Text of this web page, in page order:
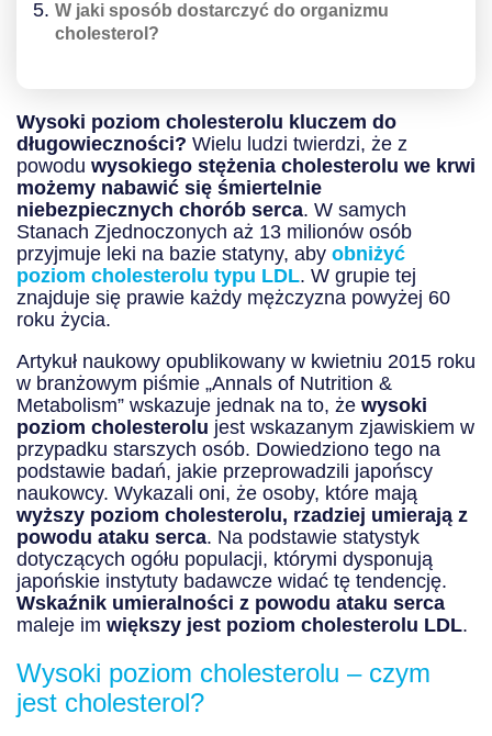
W jaki sposób dostarczyć do organizmu
cholesterol?
Wysoki poziom cholesterolu kluczem do
długowieczności? Wielu ludzi twierdzi, że z
powodu wysokiego stężenia cholesterolu we krwi
możemy nabawić się śmiertelnie
niebezpiecznych chorób serca. W samych
Stanach Zjednoczonych aż 13 milionów osób
przyjmuje leki na bazie statyny, aby obniżyć
poziom cholesterolu typu LDL. W grupie tej
znajduje się prawie każdy mężczyzna powyżej 60
roku życia.
Artykuł naukowy opublikowany w kwietniu 2015 roku
w branżowym piśmie „Annals of Nutrition &
Metabolism” wskazuje jednak na to, że wysoki
poziom cholesterolu jest wskazanym zjawiskiem w
przypadku starszych osób. Dowiedziono tego na
podstawie badań, jakie przeprowadzili japońscy
naukowcy. Wykazali oni, że osoby, które mają
wyższy poziom cholesterolu, rzadziej umierają z
powodu ataku serca. Na podstawie statystyk
dotyczących ogółu populacji, którymi dysponują
japońskie instytuty badawcze widać tę tendencję.
Wskaźnik umieralności z powodu ataku serca
maleje im większy jest poziom cholesterolu LDL.
Wysoki poziom cholesterolu – czym
jest cholesterol?